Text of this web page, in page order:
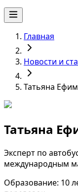
Главная
Новости и
Татьяна
Татьяна
Эксперт по
международным
Образование: 10